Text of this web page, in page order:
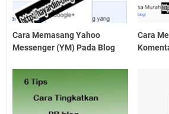
Cara Memasang Yahoo
Messenger (YM) Pada Blog
Cara